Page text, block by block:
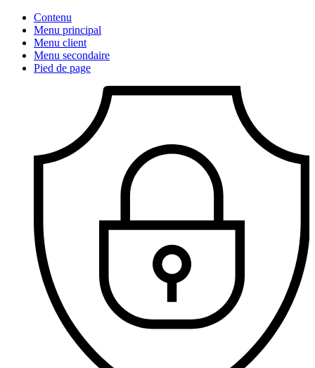
Contenu
Menu principal
Menu client
Menu secondaire
Pied de page